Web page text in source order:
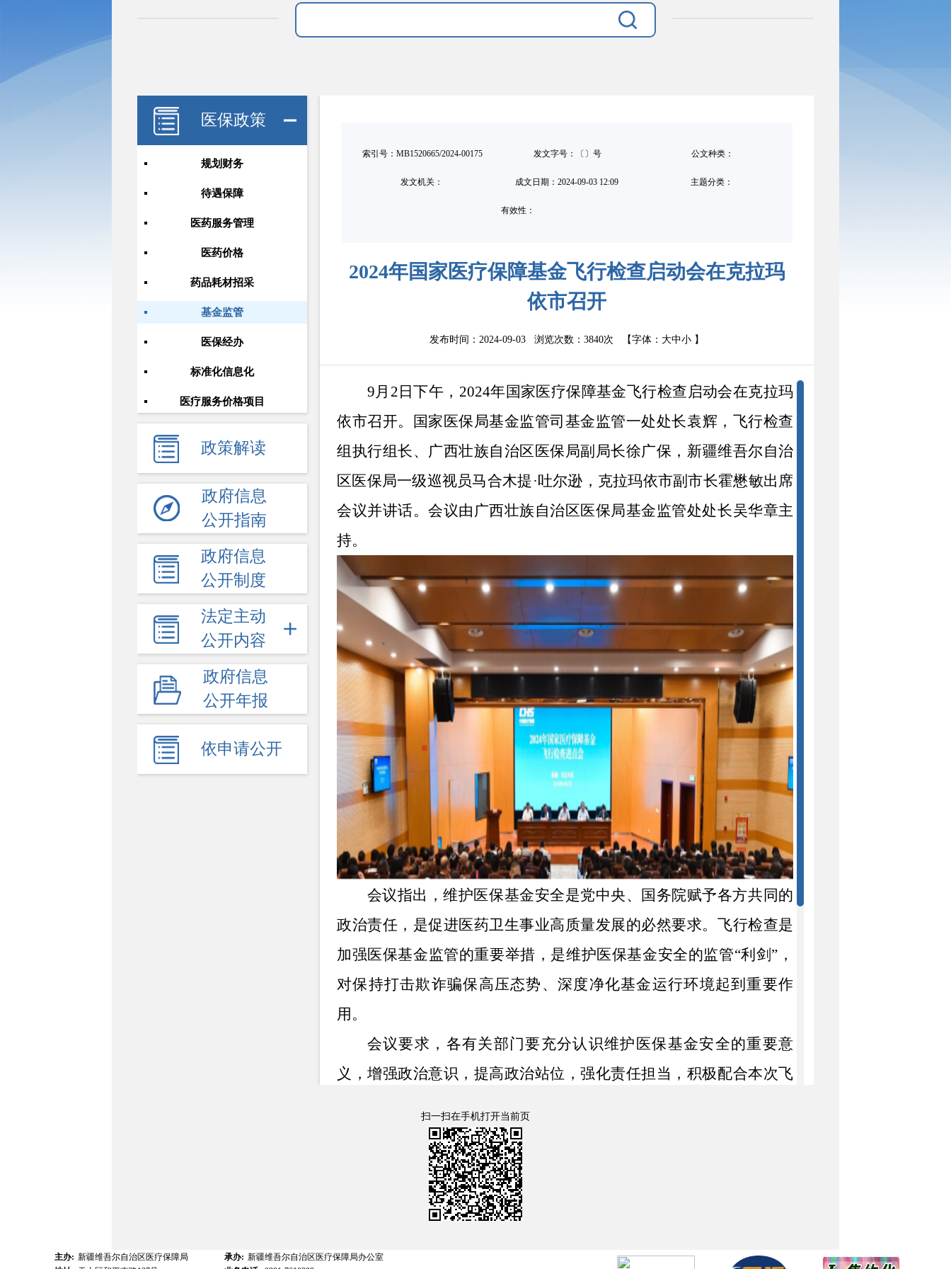
医保政策
规划财务
待遇保障
医药服务管理
医药价格
药品耗材招采
基金监管
医保经办
标准化信息化
医疗服务价格项目
政策解读
政府信息
公开指南
政府信息
公开制度
法定主动
公开内容
政府信息
公开年报
依申请公开
索引号：MB1520665/2024-00175 发文字号：〔〕号 公文种类：
发文机关： 成文日期：2024-09-03 12:09 主题分类：
有效性：
2024年国家医疗保障基金飞行检查启动会在克拉玛
依市召开
发布时间：2024-09-03 浏览次数：3840次 【字体： 大中小 】
9月 2 日下午， 2024年国家医疗保障基金飞行检查启动会在克拉玛
依市召开。 国家医保局基金监管司 基金监管一处处长袁辉 ， 飞行检查
组执行组长、广西壮族自治区医保局副局长徐广保 ， 新疆维吾尔自治
区医保局一级巡视员马合木提·吐尔逊，克拉玛依市副市长霍懋敏出席
会议并讲话。会议由 广西壮族自治区医保局基金监管处处长吴华章主
持。
会议指出，维护医保基金安全是党中央、国务院赋予各方共同的
政治责任，是促进医药卫生事业高质量发展的必然要求。飞行检查是
加强医保基金监管的重要举措，是维护医保基金安全的监管“利剑”，
对保持打击欺诈骗保高压态势、深度净化基金运行环境起到重要作
用。
会议要求，各有关部门要充分认识维护医保基金安全的重要意
义，增强政治意识，提高政治站位，强化责任担当，积极配合本次飞
敢于较真碰硬，按照宽严相济原则，对定点医药机构是否存在违法违
规使用医保基金行为开展深入细致检查，切实维护医保基金安全、保
障人民群众健康，推动医疗保障和医药卫生事业发展。
克拉玛依市中心医院
锁有限责任公司
分别代表定点医疗机构、定点连锁药
扫一扫在手机打开当前页
主办: 新疆维吾尔自治区医疗保障局 承办: 新疆维吾尔自治区医疗保障局办公室